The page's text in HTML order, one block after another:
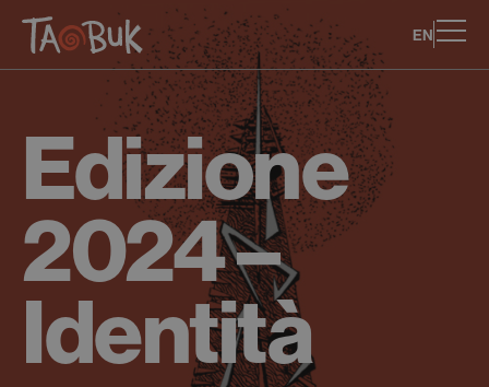
EN
Edizione
2024 –
Identità